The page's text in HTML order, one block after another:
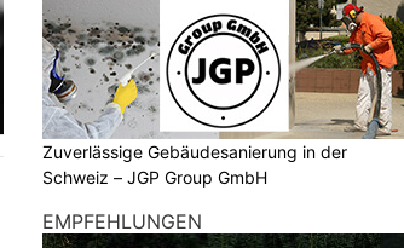
Zuverlässige Gebäudesanierung in der
Schweiz – JGP Group GmbH
EMPFEHLUNGEN